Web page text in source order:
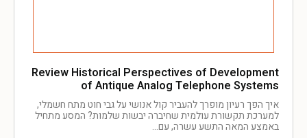
Review Historical Perspectives of Development
of Antique Analog Telephone Systems
איך הפך רעיון מופרך להעביר קול אנושי על גבי חוט מתח חשמלי,
למערכת תקשורת עולמית שחיברה יבשות שלמות? המסע מתחיל
באמצע המאה התשע עשרה, עם